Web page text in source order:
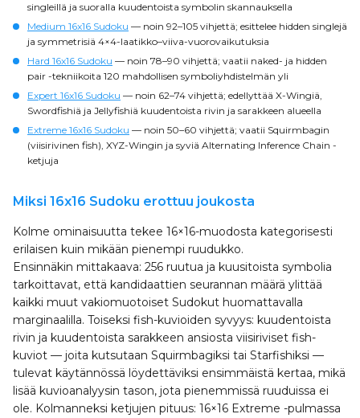
singleillä ja suoralla kuudentoista symbolin skannauksella
Medium 16x16 Sudoku — noin 92–105 vihjettä; esittelee hidden singlejä
ja symmetrisiä 4×4-laatikko–viiva-vuorovaikutuksia
Hard 16x16 Sudoku — noin 78–90 vihjettä; vaatii naked- ja hidden
pair -tekniikoita 120 mahdollisen symboliyhdistelmän yli
Expert 16x16 Sudoku — noin 62–74 vihjettä; edellyttää X-Wingiä,
Swordfishiä ja Jellyfishiä kuudentoista rivin ja sarakkeen alueella
Extreme 16x16 Sudoku — noin 50–60 vihjettä; vaatii Squirmbagin
(viisirivinen fish), XYZ-Wingin ja syviä Alternating Inference Chain -
ketjuja
Miksi 16x16 Sudoku erottuu joukosta
Kolme ominaisuutta tekee 16×16-muodosta kategorisesti
erilaisen kuin mikään pienempi ruudukko.
Ensinnäkin mittakaava: 256 ruutua ja kuusitoista symbolia
tarkoittavat, että kandidaattien seurannan määrä ylittää
kaikki muut vakiomuotoiset Sudokut huomattavalla
marginaalilla. Toiseksi fish-kuvioiden syvyys: kuudentoista
rivin ja kuudentoista sarakkeen ansiosta viisiriviset fish-
kuviot — joita kutsutaan Squirmbagiksi tai Starfishiksi —
tulevat käytännössä löydettäviksi ensimmäistä kertaa, mikä
lisää kuvioanalyysin tason, jota pienemmissä ruuduissa ei
ole. Kolmanneksi ketjujen pituus: 16×16 Extreme -pulmassa